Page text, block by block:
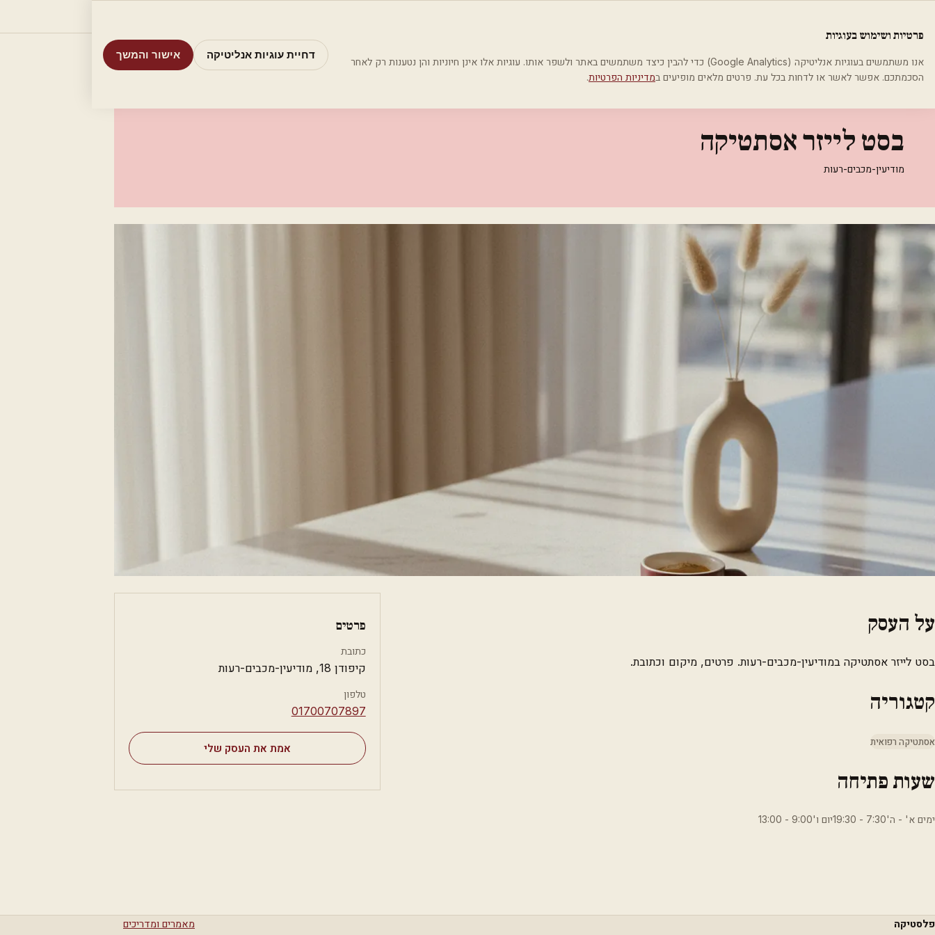
בית קטגוריות אסתטיקה רפואית
בסט לייזר אסתטיקה
מודיעין-מכבים-רעות
על העסק
בסט לייזר אסתטיקה במודיעין-מכבים-רעות. פרטים, מיקום וכתובת.
קטגוריה
אסתטיקה רפואית
שעות פתיחה
ימים א' - ה'7:30 - 19:30יום ו'9:00 - 13:00
פרטים
כתובת
קיפודן 18, מודיעין-מכבים-רעות
טלפון
⁦01700707897⁩
אמת את העסק שלי
פלסטיקה מאמרים ומדריכים
פרטיות ושימוש בעוגיות
אנו משתמשים בעוגיות אנליטיקה (Google Analytics) כדי להבין כיצד משתמשים באתר ולשפר אותו. עוגיות אלו אינן חיוניות והן נטענות רק לאחר
הסכמתכם. אפשר לאשר או לדחות בכל עת. פרטים מלאים מופיעים במדיניות הפרטיות.
דחיית עוגיות אנליטיקה אישור והמשך